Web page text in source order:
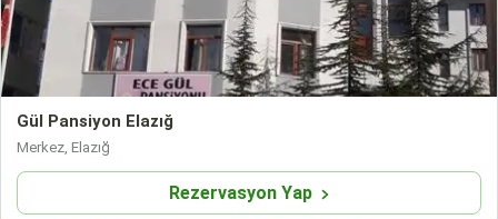
Gül Pansiyon Elazığ
Merkez, Elazığ
Rezervasyon Yap